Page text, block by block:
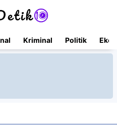
Kriminal Politik